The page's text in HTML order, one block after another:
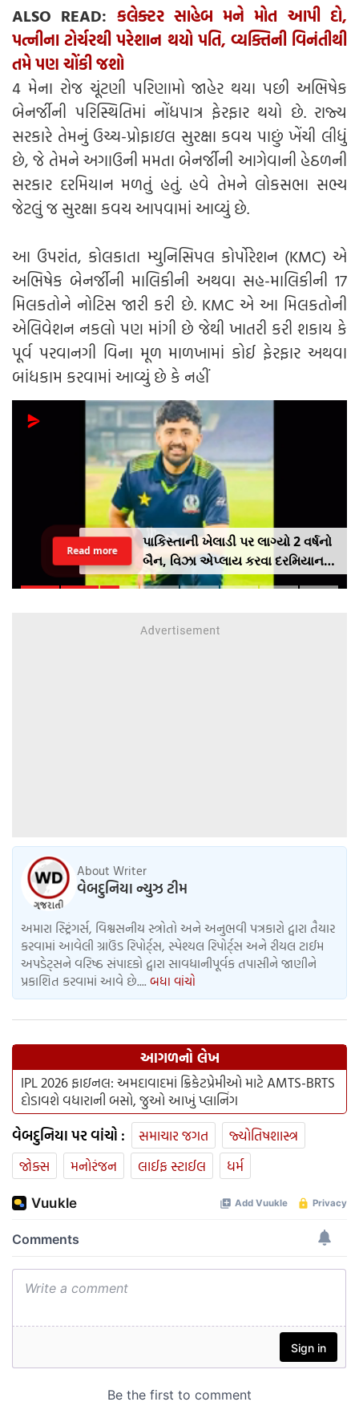
ALSO READ: કલેક્ટર સાહેબ મને મોત આપી દો,
પત્નીના ટોર્ચરથી પરેશાન થયો પતિ, વ્યક્તિની વિનંતીથી
તમે પણ ચોંકી જશો
4 મેના રોજ ચૂંટણી પરિણામો જાહેર થયા પછી અભિષેક
બેનર્જીની પરિસ્થિતિમાં નોંધપાત્ર ફેરફાર થયો છે. રાજ્ય
સરકારે તેમનું ઉચ્ચ-પ્રોફાઇલ સુરક્ષા કવચ પાછું ખેંચી લીધું
છે, જે તેમને અગાઉની મમતા બેનર્જીની આગેવાની હેઠળની
સરકાર દરમિયાન મળતું હતું. હવે તેમને લોકસભા સભ્ય
જેટલું જ સુરક્ષા કવચ આપવામાં આવ્યું છે.
આ ઉપરાંત, કોલકાતા મ્યુનિસિપલ કોર્પોરેશન (KMC) એ
અભિષેક બેનર્જીની માલિકીની અથવા સહ-માલિકીની 17
મિલકતોને નોટિસ જારી કરી છે. KMC એ આ મિલકતોની
એલિવેશન નકલો પણ માંગી છે જેથી ખાતરી કરી શકાય કે
પૂર્વ પરવાનગી વિના મૂળ માળખામાં કોઈ ફેરફાર અથવા
બાંધકામ કરવામાં આવ્યું છે કે નહીં
પાકિસ્તાની ખેલાડી પર લાગ્યો 2 વર્ષનો
બૈન, વિઝા એપ્લાય કરવા દરમિયાન
આપી ખોટી માહિતી
Read more
About Writer
વેબદુનિયા ન્યુઝ ટીમ
અમારા સ્ટ્રિંગર્સ, વિશ્વસનીય સ્ત્રોતો અને અનુભવી પત્રકારો દ્વારા તૈયાર
કરવામાં આવેલી ગ્રાઉંડ રિપોર્ટ્સ, સ્પેશ્યલ રિપોર્ટ્સ અને રીયલ ટાઈમ
અપડેટ્સને વરિષ્ઠ સંપાદકો દ્વારા સાવધાનીપૂર્વક તપાસીને જાણીને
પ્રકાશિત કરવામાં આવે છે.... બધા વાંચો
આગળનો લેખ
IPL 2026 ફાઇનલ: અમદાવાદમાં ક્રિકેટપ્રેમીઓ માટે AMTS-BRTS
દોડાવશે વધારાની બસો, જુઓ આખું પ્લાનિંગ
વેબદુનિયા પર વાંચો : સમાચાર જગત
જ્યોતિષશાસ્ત્ર
જોક્સ
મનોરંજન લાઈફ સ્ટાઈલ ધર્મ